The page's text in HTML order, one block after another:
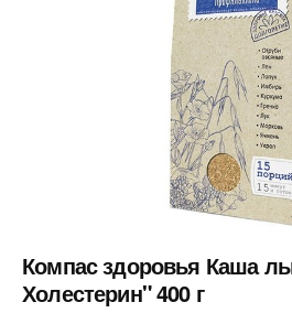
Компас здоровья Каша
Холестерин" 400 г